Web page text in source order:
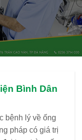
Bình Dân
bệnh lý về ống
pháp có giá trị